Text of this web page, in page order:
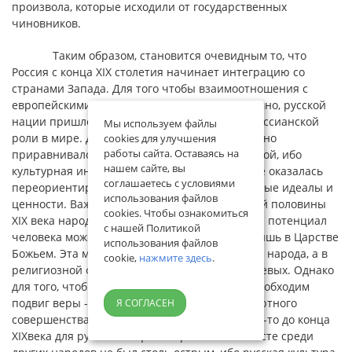
произвола, которые исходили от государственных
чиновников.
Таким образом, становится очевидным то, что
Россия с конца XIX столетия начинает интеграцию со
странами Запада. Для того чтобы взаимоотношения с
европейскими народами складывались успешно, русской
нации пришлось отказаться от идеи своей мессианской
роли в мире. Данное обстоятельство неизбежно
приравнивало русскую культуру к любой другой, ибо
культурная интенция русского народа отныне оказалась
переориентированной на принципиально иные идеалы и
ценности. Важно учесть, что вплоть до первой половины
XIX века народ свято верил в то, что духовный потенциал
человека может в полной мере раскрыться лишь в Царстве
Божьем. Эта мысль доминировала в сознании народа, а в
религиозной философии была одной из ключевых. Однако
для того, чтобы попасть в это Царство, был необходим
подвиг веры - веры в Бога, как в идеал абсолютного
совершенства и источник благодати. Поэтому-то до конца
XIXвека для русской нации вопрос о своём месте среди
Мы используем файлы
cookies для улучшения
работы сайта. Оставаясь на
нашем сайте, вы
соглашаетесь с условиями
использования файлов
cookies. Чтобы ознакомиться
с нашей Политикой
использования файлов
cookie, нажмите здесь.
Я СОГЛАСЕН